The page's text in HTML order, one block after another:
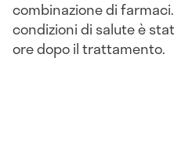
combinazione di
condizioni di salute è
ore dopo il trattamento.